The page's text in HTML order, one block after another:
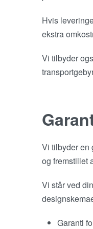
Hvis
ekstra
Vi tilbyder
Vi tilbyder en
og fremstillet
Vi står ved
Garanti